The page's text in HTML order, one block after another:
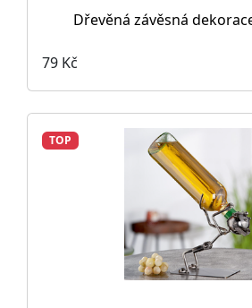
Dřevěná závěsná
79 Kč
TOP